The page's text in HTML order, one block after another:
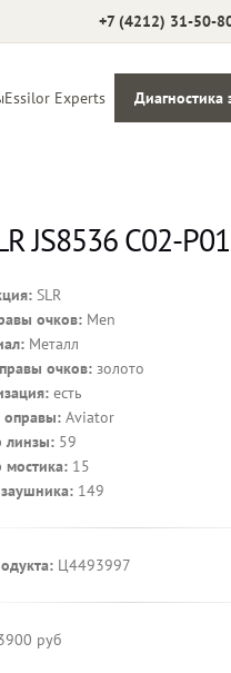
+7 (4212) 31-50-
Essilor Experts Диагностика
JS8536 С02-P01
SLR
очков: Men
Металл
очков: золото
есть
Aviator
линзы: 59
мостика: 15
149
Ц4493997
руб